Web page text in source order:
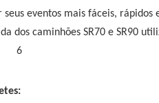
eventos mais fáceis, rápidos